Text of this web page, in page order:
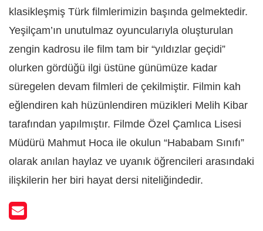
klasikleşmiş Türk filmlerimizin başında gelmektedir.
Yeşilçam’ın unutulmaz oyuncularıyla oluşturulan
zengin kadrosu ile film tam bir “yıldızlar geçidi”
olurken gördüğü ilgi üstüne günümüze kadar
süregelen devam filmleri de çekilmiştir. Filmin kah
eğlendiren kah hüzünlendiren müzikleri Melih Kibar
tarafından yapılmıştır. Filmde Özel Çamlıca Lisesi
Müdürü Mahmut Hoca ile okulun “Hababam Sınıfı”
olarak anılan haylaz ve uyanık öğrencileri arasındaki
ilişkilerin her biri hayat dersi niteliğindedir.